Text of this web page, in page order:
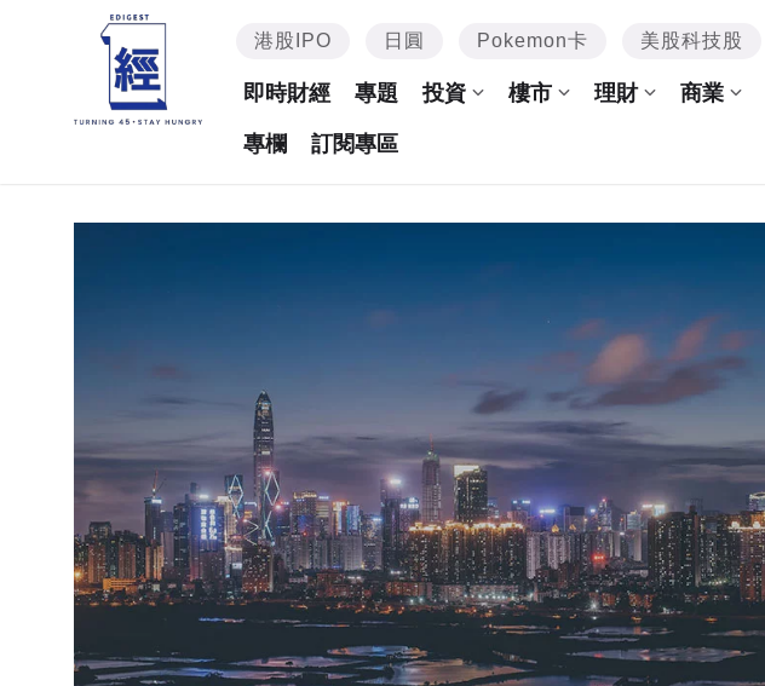
港股IPO 日圓 Pokemon卡 美股科技股
即時財經 專題 投資 樓市 理財 商業
專欄 訂閱專區